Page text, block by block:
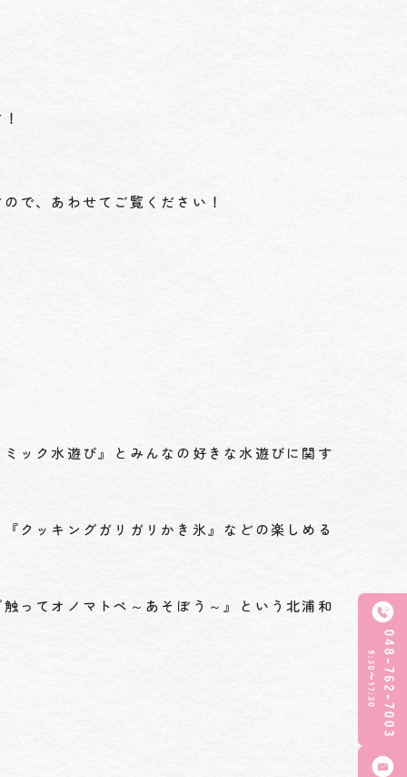
で、あわせてご覧ください！
ック水遊び』とみんなの好きな水遊びに関す
クッキングガリガリかき氷』などの楽しめる
ってオノマトペ～あそぼう～』という北浦和